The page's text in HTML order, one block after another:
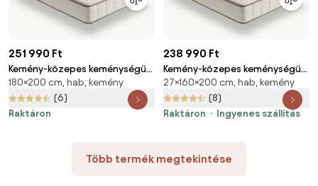
251 990 Ft
Kemény-közepes keménységű
kétoldalas hab matrac 180x200
cm Cashmere Premier – Moonia
180×200 cm, hab, kemény
(6)
Raktáron
238 990 Ft
Kemény-közepes keménységű
kétoldalas hab matrac 160x200
cm Cashmere Premier – Moonia
27×160×200 cm, hab, kemény
(8)
Raktáron
Ingyenes szállítás
Több termék megtekintése